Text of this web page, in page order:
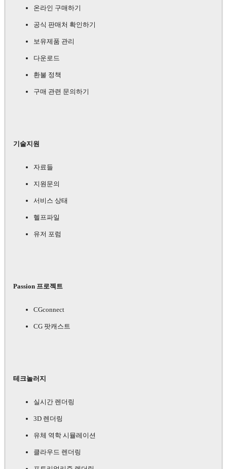
온라인 구매하기
공식 판매처 확인하기
보유제품 관리
다운로드
환불 정책
구매 관련 문의하기
기술지원
자료들
지원문의
서비스 상태
헬프파일
유저 포럼
Passion 프로젝트
CGconnect
CG 팟캐스트
테크놀러지
실시간 렌더링
3D 렌더링
유체 역학 시뮬레이션
클라우드 렌더링